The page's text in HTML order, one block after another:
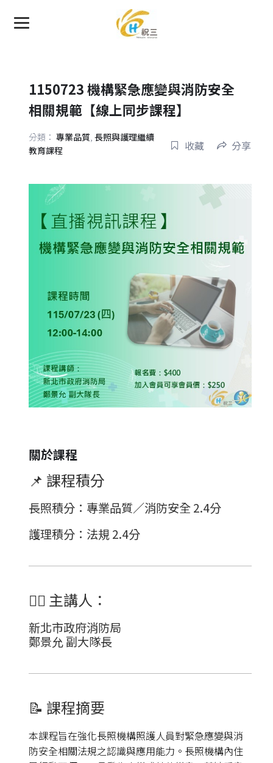
1150723 機構緊急應變與消防安全
相關規範【線上同步課程】
分類： 專業品質, 長照與護理繼續
教育課程
收藏 分享
關於課程
📌 課程積分
長照積分：專業品質／消防安全 2.4分
護理積分：法規 2.4分
👩‍⚕️ 主講人：
新北市政府消防局
鄭景允 副大隊長
📝 課程摘要
本課程旨在強化長照機構照護人員對緊急應變與消
防安全相關法規之認識與應用能力。長照機構內住